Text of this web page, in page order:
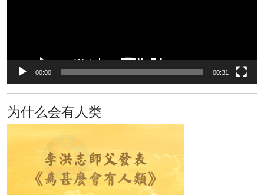
00:00 00:31
为什么会有人类